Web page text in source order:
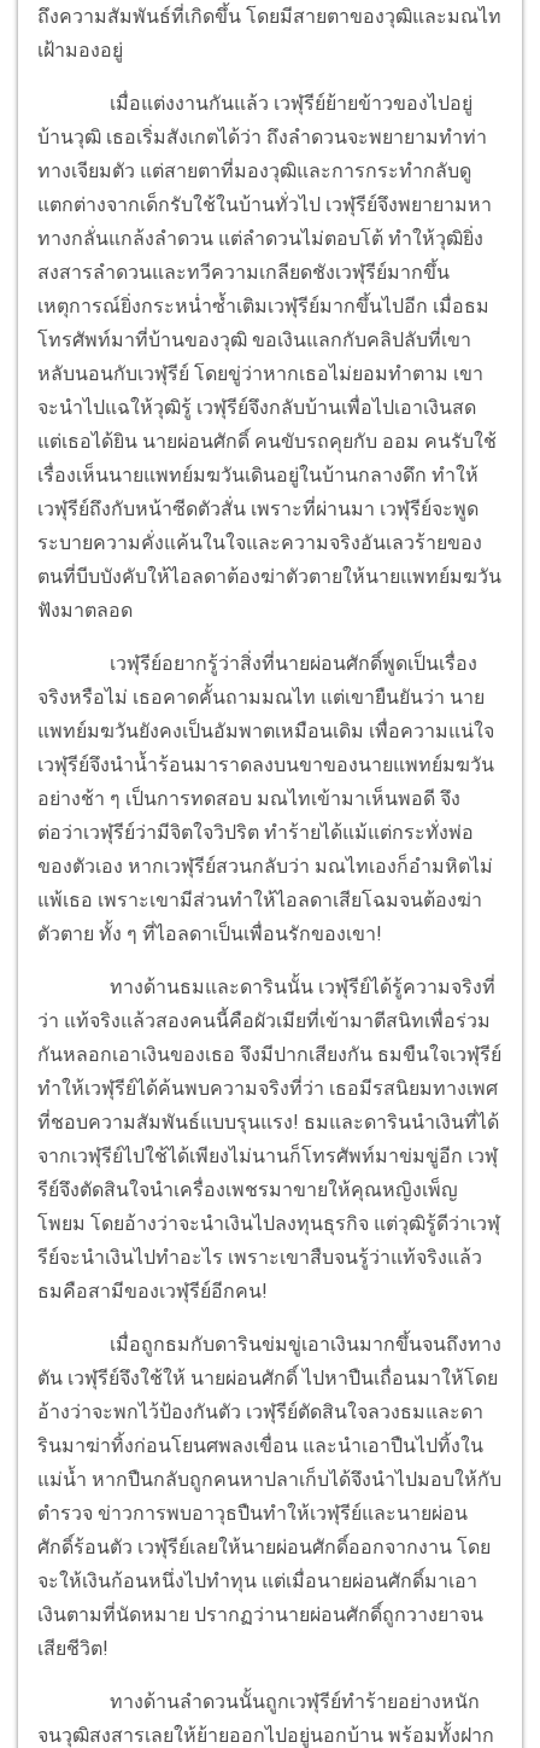
ถึงความสัมพันธ์ที่เกิดขึ้น โดยมีสายตาของวุฒิและมณไท
เฝ้ามองอยู่
เมื่อแต่งงานกันแล้ว เวฬุรีย์ย้ายข้าวของไปอยู่
บ้านวุฒิ เธอเริ่มสังเกตได้ว่า ถึงลำดวนจะพยายามทำท่า
ทางเจียมตัว แต่สายตาที่มองวุฒิและการกระทำกลับดู
แตกต่างจากเด็กรับใช้ในบ้านทั่วไป เวฬุรีย์จึงพยายามหา
ทางกลั่นแกล้งลำดวน แต่ลำดวนไม่ตอบโต้ ทำให้วุฒิยิ่ง
สงสารลำดวนและทวีความเกลียดชังเวฬุรีย์มากขึ้น
เหตุการณ์ยิ่งกระหน่ำซ้ำเติมเวฬุรีย์มากขึ้นไปอีก เมื่อธม
โทรศัพท์มาที่บ้านของวุฒิ ขอเงินแลกกับคลิปลับที่เขา
หลับนอนกับเวฬุรีย์ โดยขู่ว่าหากเธอไม่ยอมทำตาม เขา
จะนำไปแฉให้วุฒิรู้ เวฬุรีย์จึงกลับบ้านเพื่อไปเอาเงินสด
แต่เธอได้ยิน นายผ่อนศักดิ์ คนขับรถคุยกับ ออม คนรับใช้
เรื่องเห็นนายแพทย์มฆวันเดินอยู่ในบ้านกลางดึก ทำให้
เวฬุรีย์ถึงกับหน้าซีดตัวสั่น เพราะที่ผ่านมา เวฬุรีย์จะพูด
ระบายความคั่งแค้นในใจและความจริงอันเลวร้ายของ
ตนที่บีบบังคับให้ไอลดาต้องฆ่าตัวตายให้นายแพทย์มฆวัน
ฟังมาตลอด
เวฬุรีย์อยากรู้ว่าสิ่งที่นายผ่อนศักดิ์พูดเป็นเรื่อง
จริงหรือไม่ เธอคาดคั้นถามมณไท แต่เขายืนยันว่า นาย
แพทย์มฆวันยังคงเป็นอัมพาตเหมือนเดิม เพื่อความแน่ใจ
เวฬุรีย์จึงนำน้ำร้อนมาราดลงบนขาของนายแพทย์มฆวัน
อย่างช้า ๆ เป็นการทดสอบ มณไทเข้ามาเห็นพอดี จึง
ต่อว่าเวฬุรีย์ว่ามีจิตใจวิปริต ทำร้ายได้แม้แต่กระทั่งพ่อ
ของตัวเอง หากเวฬุรีย์สวนกลับว่า มณไทเองก็อำมหิตไม่
แพ้เธอ เพราะเขามีส่วนทำให้ไอลดาเสียโฉมจนต้องฆ่า
ตัวตาย ทั้ง ๆ ที่ไอลดาเป็นเพื่อนรักของเขา!
ทางด้านธมและดารินนั้น เวฬุรีย์ได้รู้ความจริงที่
ว่า แท้จริงแล้วสองคนนี้คือผัวเมียที่เข้ามาตีสนิทเพื่อร่วม
กันหลอกเอาเงินของเธอ จึงมีปากเสียงกัน ธมขืนใจเวฬุรีย์
ทำให้เวฬุรีย์ได้ค้นพบความจริงที่ว่า เธอมีรสนิยมทางเพศ
ที่ชอบความสัมพันธ์แบบรุนแรง! ธมและดารินนำเงินที่ได้
จากเวฬุรีย์ไปใช้ได้เพียงไม่นานก็โทรศัพท์มาข่มขู่อีก เวฬุ
รีย์จึงตัดสินใจนำเครื่องเพชรมาขายให้คุณหญิงเพ็ญ
โพยม โดยอ้างว่าจะนำเงินไปลงทุนธุรกิจ แต่วุฒิรู้ดีว่าเวฬุ
รีย์จะนำเงินไปทำอะไร เพราะเขาสืบจนรู้ว่าแท้จริงแล้ว
ธมคือสามีของเวฬุรีย์อีกคน!
เมื่อถูกธมกับดารินข่มขู่เอาเงินมากขึ้นจนถึงทาง
ตัน เวฬุรีย์จึงใช้ให้ นายผ่อนศักดิ์ ไปหาปืนเถื่อนมาให้โดย
อ้างว่าจะพกไว้ป้องกันตัว เวฬุรีย์ตัดสินใจลวงธมและดา
รินมาฆ่าทิ้งก่อนโยนศพลงเขื่อน และนำเอาปืนไปทิ้งใน
แม่น้ำ หากปืนกลับถูกคนหาปลาเก็บได้จึงนำไปมอบให้กับ
ตำรวจ ข่าวการพบอาวุธปืนทำให้เวฬุรีย์และนายผ่อน
ศักดิ์ร้อนตัว เวฬุรีย์เลยให้นายผ่อนศักดิ์ออกจากงาน โดย
จะให้เงินก้อนหนึ่งไปทำทุน แต่เมื่อนายผ่อนศักดิ์มาเอา
เงินตามที่นัดหมาย ปรากฏว่านายผ่อนศักดิ์ถูกวางยาจน
เสียชีวิต!
ทางด้านลำดวนนั้นถูกเวฬุรีย์ทำร้ายอย่างหนัก
จนวุฒิสงสารเลยให้ย้ายออกไปอยู่นอกบ้าน พร้อมทั้งฝาก